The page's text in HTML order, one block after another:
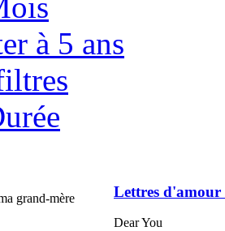
à 5 ans
Lettres d'amour
Dear You